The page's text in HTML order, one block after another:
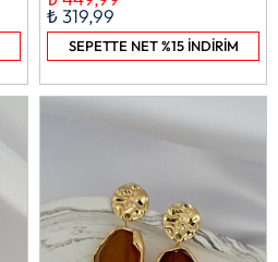
₺ 319,99
SEPETTE NET %15 İNDİRİM